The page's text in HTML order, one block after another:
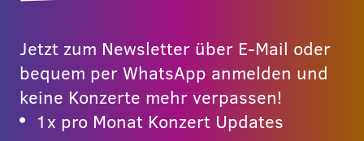
Jetzt zum Newsletter über E-Mail oder
bequem per WhatsApp anmelden und
keine Konzerte mehr verpassen!
1x pro Monat Konzert Updates